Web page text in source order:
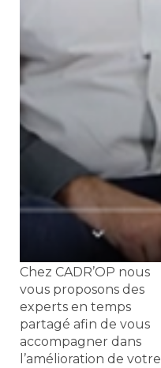
Chez CADR’OP nous
vous proposons des
experts en temps
partagé afin de vous
accompagner dans
l’amélioration de votre